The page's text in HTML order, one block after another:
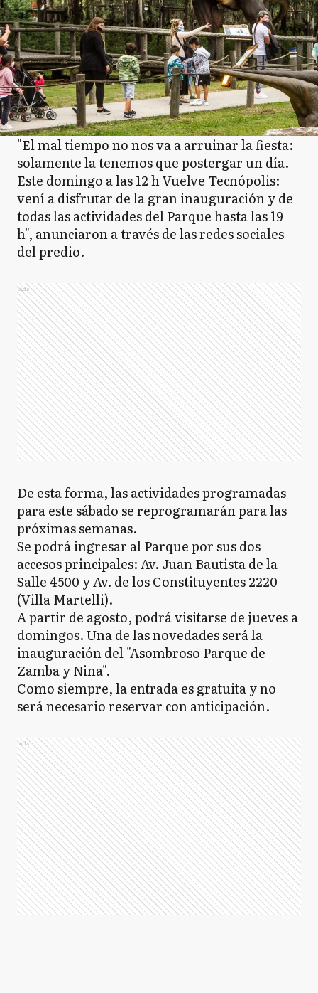
"El mal tiempo no nos va a arruinar la fiesta:
solamente la tenemos que postergar un día.
Este domingo a las 12 h Vuelve Tecnópolis:
vení a disfrutar de la gran inauguración y de
todas las actividades del Parque hasta las 19
h", anunciaron a través de las redes sociales
del predio.
Ads
De esta forma, las actividades programadas
para este sábado se reprogramarán para las
próximas semanas.
Se podrá ingresar al Parque por sus dos
accesos principales: Av. Juan Bautista de la
Salle 4500 y Av. de los Constituyentes 2220
(Villa Martelli).
A partir de agosto, podrá visitarse de jueves a
domingos. Una de las novedades será la
inauguración del "Asombroso Parque de
Zamba y Nina".
Como siempre, la entrada es gratuita y no
será necesario reservar con anticipación.
Ads